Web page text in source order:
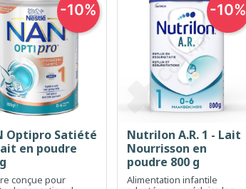
Aperçu rapide
Optipro Satiété
en poudre
conçue pour
-10%
Aperçu rapide
Nutrilon A.R. 1 - Lait
Nourrisson en
poudre 800 g
Alimentation infantile
-10%